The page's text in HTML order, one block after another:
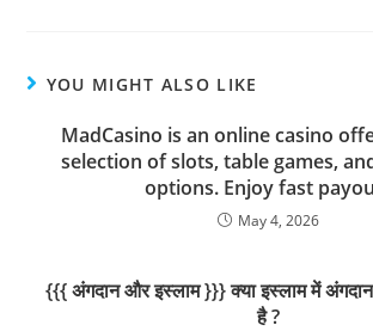
YOU MIGHT ALSO LIKE
MadCasino is an online casino
selection of slots, table games,
options. Enjoy fast
May 4, 2026
{{{ अंगदान और इस्लाम }}} क्या इस्लाम में
है ?